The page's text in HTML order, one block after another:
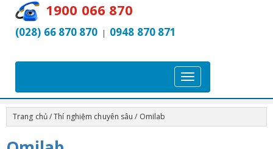
1900 066 870
(028) 66 870 870 | 0948 870 871
T
o
g
g
Trang chủ/Thí nghiệm chuyên sâu / Omilab